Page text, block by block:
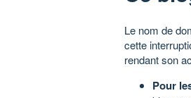
Le nom de
cette
rendant son
Pour